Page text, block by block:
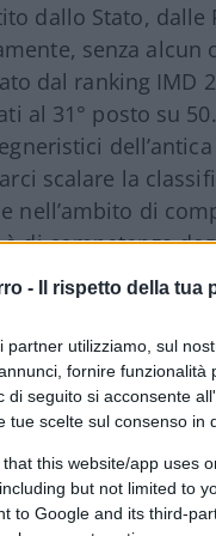
- Il rispetto della
partner utilizziamo, sul
fornire funzionalità
di seguito si acconsente
tue scelte sul consenso
that this website/app uses
but not limited to
to Google and its third-
dallo Stato, dalle
senza alcun
dal ranking IMD
al 31° posto su
scalare la
nell’ambito di
di competenza
parte delle
e piste ciclabili
cresciuto
stato per anni il
ferroviaria dove
–
di
televisiva Paola